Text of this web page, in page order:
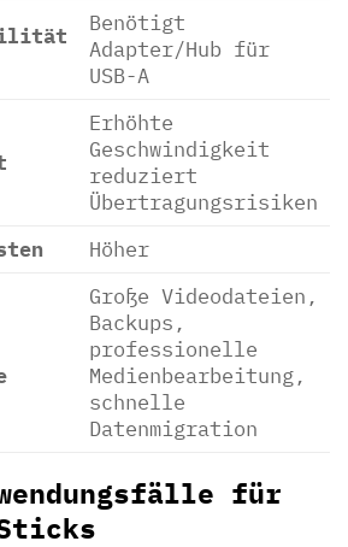
Benötigt
Adapter/Hub für
USB-A
Erhöhte
Geschwindigkeit
reduziert
Übertragungsrisiken
Höher
Große Videodateien,
Backups,
professionelle
Medienbearbeitung,
schnelle
Datenmigration
für
Sticks